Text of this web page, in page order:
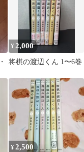
¥ 2,000
将棋の渡辺くん 1〜6巻
¥2,500